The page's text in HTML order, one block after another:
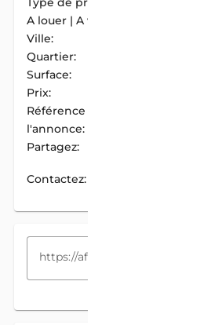
A louer | A vendre:
Ville:
Quartier:
Surface:
Prix:
Référence de
l'annonce:
Partagez:
Contactez: